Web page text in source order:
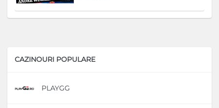
CAZINOURI POPULARE
PLAYGG